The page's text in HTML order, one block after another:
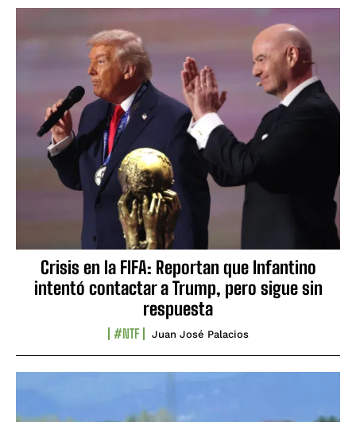
Crisis en la FIFA: Reportan que Infantino
intentó contactar a Trump, pero sigue sin
respuesta
#NTF Juan José Palacios